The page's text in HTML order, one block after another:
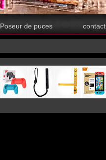
Poseur de puces contact